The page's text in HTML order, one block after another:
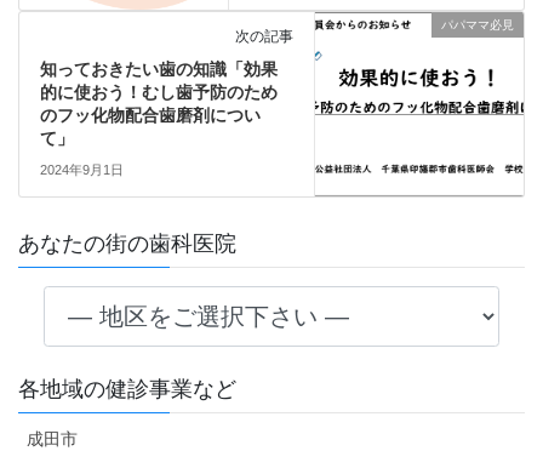
パパママ必見
次の記事
知っておきたい歯の知識「効果
的に使おう！むし歯予防のため
のフッ化物配合歯磨剤につい
て」
2024年9月1日
あなたの街の歯科医院
各地域の健診事業など
成田市